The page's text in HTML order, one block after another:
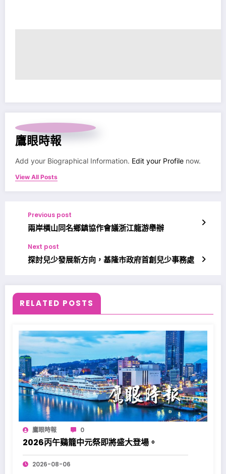
鷹眼時報
Add your Biographical Information. Edit your Profile now.
View All Posts
Previous post
兩岸橫山同名鄉鎮協作會議浙江龍游舉辦
Next post
探討兒少發展新方向，基隆市政府首創兒少事務處
RELATED POSTS
鷹眼時報 0
2026丙午鷄籠中元祭即將盛大登場。
2026-08-06